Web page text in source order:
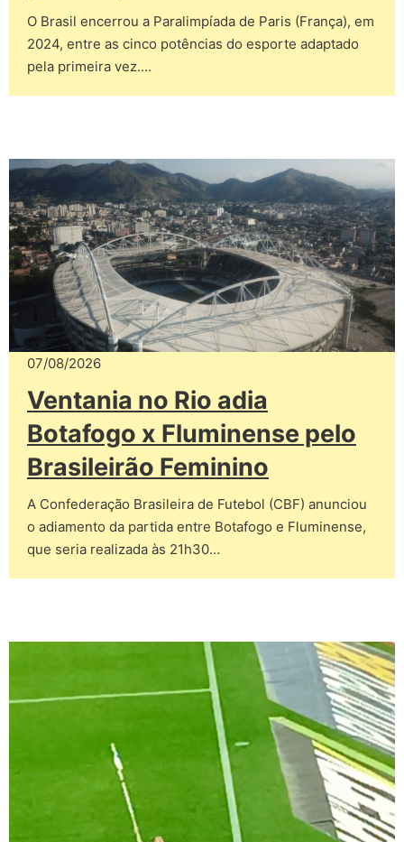
O Brasil encerrou a Paralimpíada de Paris (França), em
2024, entre as cinco potências do esporte adaptado
pela primeira vez.…
07/08/2026
Ventania no Rio adia
Botafogo x Fluminense pelo
Brasileirão Feminino
A Confederação Brasileira de Futebol (CBF) anunciou
o adiamento da partida entre Botafogo e Fluminense,
que seria realizada às 21h30…